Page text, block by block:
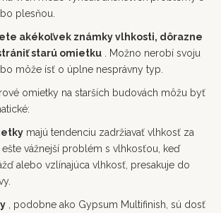
plesňou.
akékoľvek známky vlhkosti, dôrazne
starú omietku . Možno nerobí svoju
môže ísť o úplne nesprávny typ.
omietky na starších budovách môžu byť
majú tendenciu zadržiavať vlhkosť za
vážnejší problém s vlhkosťou, keď
alebo vzlínajúca vlhkosť, presakuje do
, podobne ako Gypsum Multifinish, sú dosť